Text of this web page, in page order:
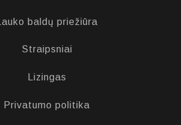
Lauko baldų priežiūra
Straipsniai
Lizingas
Privatumo politika